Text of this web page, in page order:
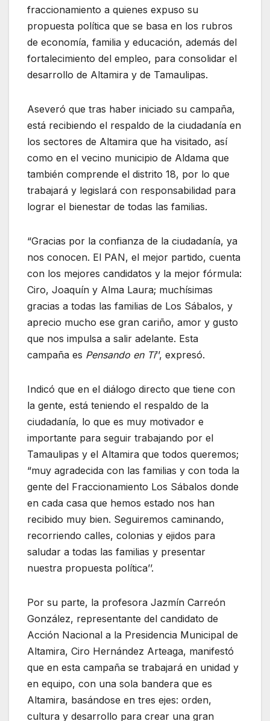
fraccionamiento a quienes expuso su
propuesta política que se basa en los rubros
de economía, familia y educación, además del
fortalecimiento del empleo, para consolidar el
desarrollo de Altamira y de Tamaulipas.
Aseveró que tras haber iniciado su campaña,
está recibiendo el respaldo de la ciudadanía en
los sectores de Altamira que ha visitado, así
como en el vecino municipio de Aldama que
también comprende el distrito 18, por lo que
trabajará y legislará con responsabilidad para
lograr el bienestar de todas las familias.
“Gracias por la confianza de la ciudadanía, ya
nos conocen. El PAN, el mejor partido, cuenta
con los mejores candidatos y la mejor fórmula:
Ciro, Joaquín y Alma Laura; muchísimas
gracias a todas las familias de Los Sábalos, y
aprecio mucho ese gran cariño, amor y gusto
que nos impulsa a salir adelante. Esta
campaña es Pensando en Ti’’, expresó.
Indicó que en el diálogo directo que tiene con
la gente, está teniendo el respaldo de la
ciudadanía, lo que es muy motivador e
importante para seguir trabajando por el
Tamaulipas y el Altamira que todos queremos;
“muy agradecida con las familias y con toda la
gente del Fraccionamiento Los Sábalos donde
en cada casa que hemos estado nos han
recibido muy bien. Seguiremos caminando,
recorriendo calles, colonias y ejidos para
saludar a todas las familias y presentar
nuestra propuesta política’’.
Por su parte, la profesora Jazmín Carreón
González, representante del candidato de
Acción Nacional a la Presidencia Municipal de
Altamira, Ciro Hernández Arteaga, manifestó
que en esta campaña se trabajará en unidad y
en equipo, con una sola bandera que es
Altamira, basándose en tres ejes: orden,
cultura y desarrollo para crear una gran